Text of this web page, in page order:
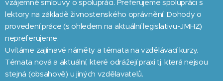
vzájemné smlouvy o spolupráci. Preferujeme spolupráci s
lektory na základě živnostenského oprávnění. Dohody o
provedení práce (s ohledem na aktuální legislativu-JMHZ)
nepreferujeme.
Uvítáme zajímavé náměty a témata na vzdělávací kurzy.
Témata nová a aktuální, které odrážejí praxi tj. která nejsou
stejná (obsahově) u jiných vzdělavatelů.